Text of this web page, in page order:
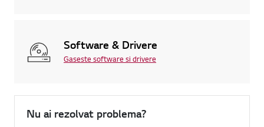
Software & Drivere
Gaseste software si drivere
Nu ai rezolvat problema?